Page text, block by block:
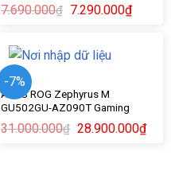
7.690.000₫ 7.290.000₫
-7%
ASUS ROG Zephyrus M
GU502GU-AZ090T Gaming
31.000.000₫ 28.900.000₫